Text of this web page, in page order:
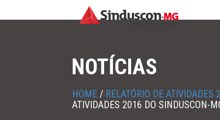
NOTÍCIAS
HOME / RELATÓRIO DE
ATIVIDADES 2016 DO SINDUSCON-